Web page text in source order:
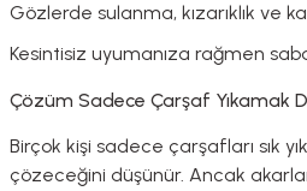
Gözlerde sulanma, kızarıklık ve
Kesintisiz uyumanıza rağmen
Çözüm Sadece Çarşaf Yıkamak
Birçok kişi sadece çarşafları sık
çözeceğini düşünür. Ancak